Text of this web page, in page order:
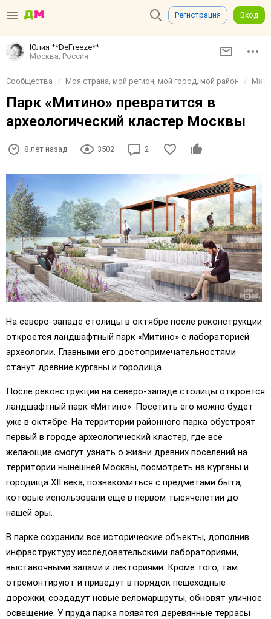
Регистрация Вход
Юлия **DeFreeze**
Москва, Россия
Сообщества Моя страна, мой регион, мой город, мой район
Парк «Митино» превратится в
археологический кластер Москвы
8 лет назад 3502 2
На северо-западе столицы в октябре после реконструкции
откроется ландшафтный парк «Митино» с лабораторией
археологии. Главными его достопримечательностями
станут древние курганы и городища.
После реконструкции на северо-западе столицы откроется
ландшафтный парк «Митино». Посетить его можно будет
уже в октябре. На территории районного парка обустроят
первый в городе археологический кластер, где все
желающие смогут узнать о жизни древних поселений на
территории нынешней Москвы, посмотреть на курганы и
городища XII века, познакомиться с предметами быта,
которые использовали еще в первом тысячелетии до
нашей эры.
В парке сохранили все исторические объекты, дополнив
инфраструктуру исследовательскими лабораториями,
выставочными залами и лекториями. Кроме того, там
отремонтируют и приведут в порядок пешеходные
дорожки, создадут новые веломаршруты, обновят уличное
освещение. У пруда парка появятся деревянные террасы